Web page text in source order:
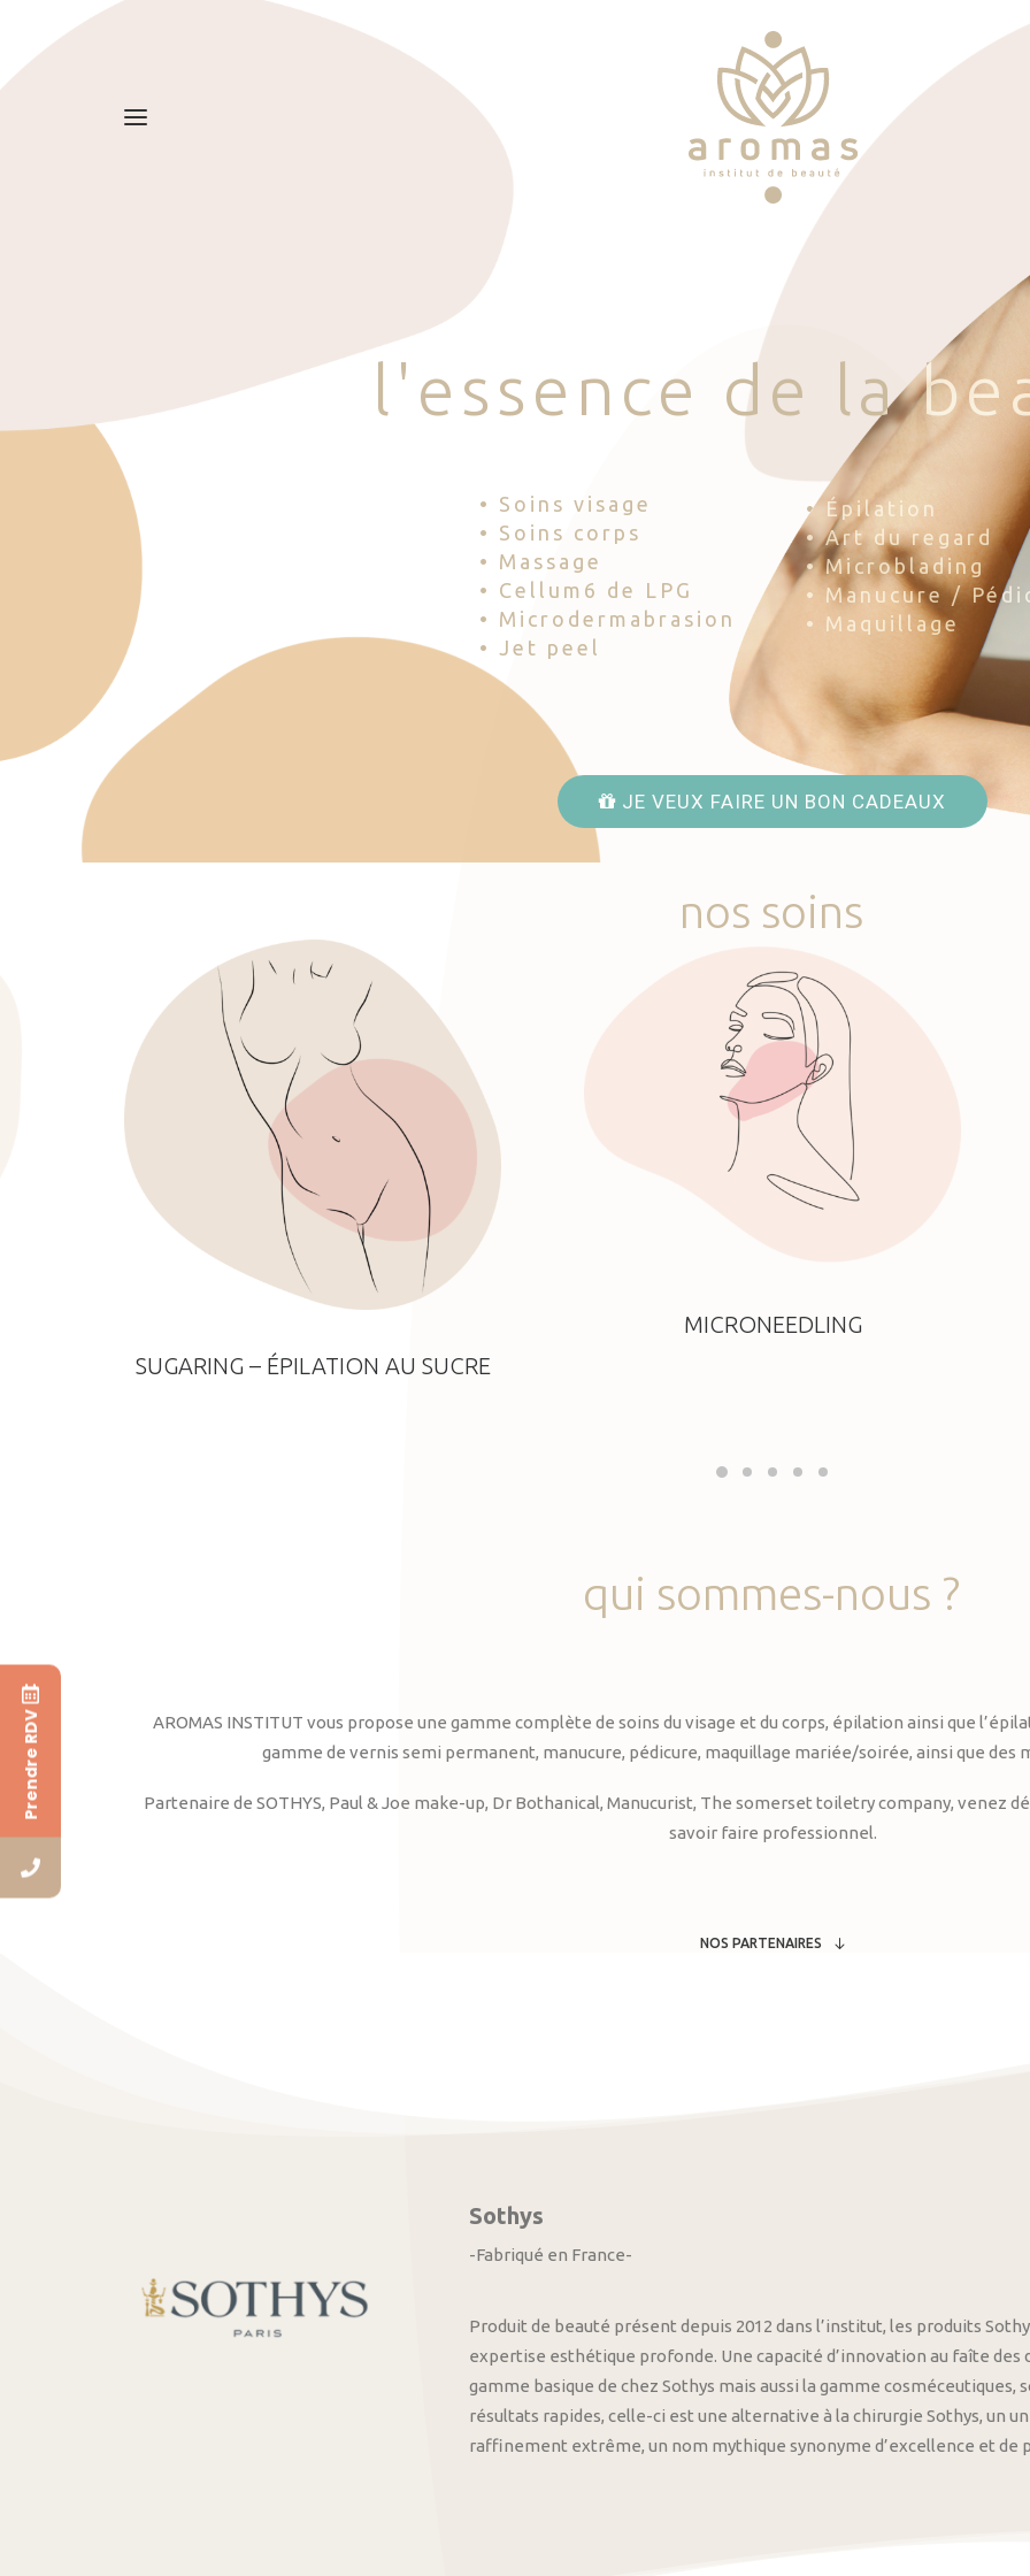
l 'esse nce d e la be
• Soins visage
• Soins corps
• Massage
• Cellum6 de LPG
• Microdermabrasion
• Jet peel
• Épilation
• Art du regard
• Microblading
• Manucure /
• Maquillage
JE VEUX FAIRE UN BON CADEAUX
nos soins
SUGARING – ÉPILATION AU SUCRE
MICRONEEDLING
qui sommes-nous ?
AROMAS INSTITUT vous propose une gamme complète de soins du visage et du corps, épilation ainsi que
gamme de vernis semi permanent, manucure, pédicure, maquillage mariée/soirée, ainsi que des
Partenaire de SOTHYS, Paul & Joe make-up, Dr Bothanical, Manucurist, The somerset toiletry company, venez
savoir faire professionnel.
NOS PARTENAIRES
Sothys
-Fabriqué en France-
Produit de beauté présent depuis 2012 dans l’institut, les produits
expertise esthétique profonde. Une capacité d’innovation au faîte
gamme basique de chez Sothys mais aussi la gamme
résultats rapides, celle-ci est une alternative à la chirurgie Sothys, un
raffinement extrême, un nom mythique synonyme d’excellence et de
Prendre RDV